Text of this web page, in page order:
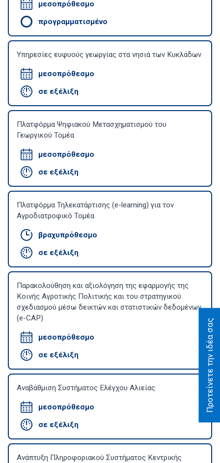
Προτείνετε την ιδέα σας
μεσοπρόθεσμο
προγραμματισμένο
Υπηρεσίες ευφυούς γεωργίας στα νησιά των Κυκλάδων
μεσοπρόθεσμο
σε εξέλιξη
Πλατφόρμα Ψηφιακού Μετασχηματισμού του
Γεωργικού Τομέα
μεσοπρόθεσμο
σε εξέλιξη
Πλατφόρμα Τηλεκατάρτισης (e-learning) για τον
Αγροδιατροφικό Τομέα
βραχυπρόθεσμο
σε εξέλιξη
Παρακολούθηση και αξιολόγηση της εφαρμογής της
Κοινής Αγροτικής Πολιτικής και του στρατηγικού
σχεδιασμού μέσω δεικτών και στατιστικών δεδομένων
(e-CAP)
μεσοπρόθεσμο
σε εξέλιξη
Αναβάθμιση Συστήματος Ελέγχου Αλιείας
μεσοπρόθεσμο
σε εξέλιξη
Ανάπτυξη Πληροφοριακού Συστήματος Κεντρικής